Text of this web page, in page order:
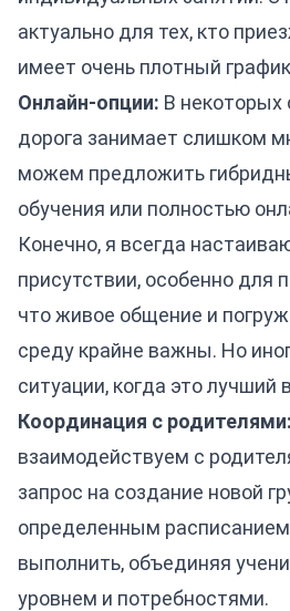
актуально для тех, кто
имеет очень плотный
Онлайн-опции: В некоторых
дорога занимает слишком
можем предложить
обучения или полностью
Конечно, я всегда
присутствии, особенно для
что живое общение и
среду крайне важны. Но
ситуации, когда это лучший
Координация с родителями:
взаимодействуем с
запрос на создание новой
определенным
выполнить, объединяя
уровнем и потребностями.